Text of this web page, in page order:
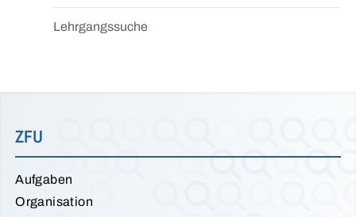
Lehrgangssuche
ZFU
Aufgaben
Organisation